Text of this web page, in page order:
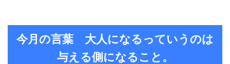
今月の言葉 大人になるっていうのは
与える側になること。